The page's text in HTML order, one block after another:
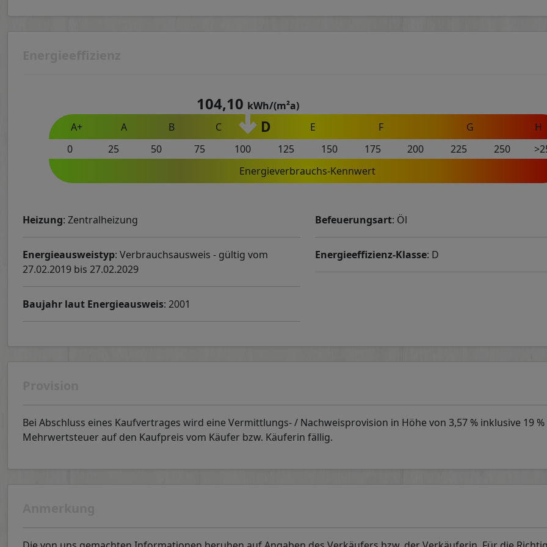
A+ A B C D E F G H
104,10 kWh/(m²a)
0 25 50 75 100 125 150 175 200 225 250
Energieverbrauchs-Kennwert
Heizung: Zentralheizung Befeuerungsart: Öl
Energieausweistyp: Verbrauchsausweis - gültig vom
27.02.2019 bis 27.02.2029
Energieeffizienz-Klasse: D
Baujahr laut Energieausweis: 2001
Bei Abschluss eines Kaufvertrages wird eine Vermittlungs- / Nachweisprovision in Höhe von 3,57 % inklusive 19 %
Mehrwertsteuer auf den Kaufpreis vom Käufer bzw. Käuferin fällig.